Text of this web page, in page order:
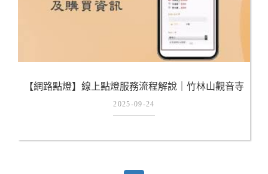
【網路點燈】線上點燈服務流程解說｜竹林山觀音寺
｜在地廟宇&世界通聯｜林口｜宗教｜佛教｜
2025-09-24